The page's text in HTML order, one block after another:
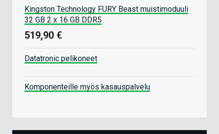
Kingston Technology FURY Beast muistimoduuli
32 GB 2 x 16 GB DDR5
519,90 €
Datatronic pelikoneet
Komponenteille myös kasauspalvelu